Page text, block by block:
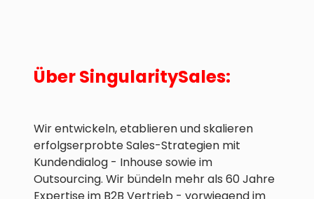
Über SingularitySales:
Wir entwickeln, etablieren und skalieren
erfolgserprobte Sales-Strategien mit
Kundendialog - Inhouse sowie im
Outsourcing. Wir bündeln mehr als 60 Jahre